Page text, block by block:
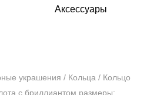
Аксессуары
украшения / Кольца / Кольцо
с бриллиантом размеры: